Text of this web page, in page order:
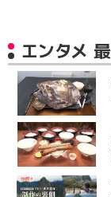
エンタメ